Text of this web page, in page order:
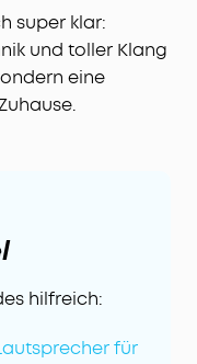
super klar:
und toller Klang
eine
hilfreich:
für